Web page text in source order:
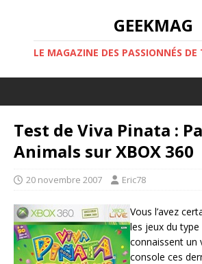
GEEKMAG
LE MAGAZINE DES PASSIONNÉS DE
Test de Viva Pinata :
Animals sur XBOX 360
20 novembre 2007 Eric78
Vous l’avez
les jeux du type
connaissent un
console ces